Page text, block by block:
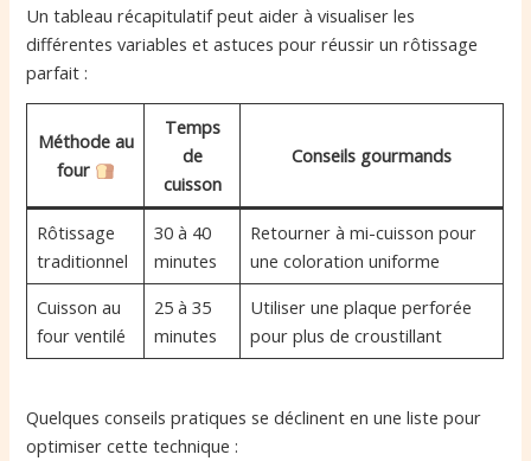
Un tableau récapitulatif peut aider à visualiser les
différentes variables et astuces pour réussir un rôtissage
parfait :
Méthode au
four
Temps
de
cuisson
Conseils gourmands
Rôtissage
traditionnel
30 à 40
minutes
Retourner à mi-cuisson pour
une coloration uniforme
Cuisson au
four ventilé
25 à 35
minutes
Utiliser une plaque perforée
pour plus de croustillant
Quelques conseils pratiques se déclinent en une liste pour
optimiser cette technique :